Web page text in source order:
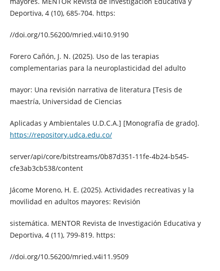
Deportiva, 4 (10), 685-704. https:
//doi.org/10.56200/mried.v4i10.9190
Forero Cañón, J. N. (2025). Uso de las terapias
complementarias para la neuroplasticidad del adulto
mayor: Una revisión narrativa de literatura [Tesis de
maestría, Universidad de Ciencias
Aplicadas y Ambientales U.D.C.A.] [Monografía de grado].
https://repository.udca.edu.co/
server/api/core/bitstreams/0b87d351-11fe-4b24-b545-
cfe3ab3cb538/content
Jácome Moreno, H. E. (2025). Actividades recreativas y la
movilidad en adultos mayores: Revisión
sistemática. MENTOR Revista de Investigación Educativa y
Deportiva, 4 (11), 799-819. https:
//doi.org/10.56200/mried.v4i11.9509